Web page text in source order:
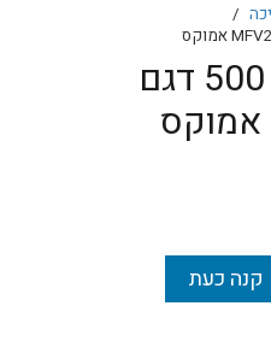
/
מסנן חול לבריכה 500 דגם
קנה כעת